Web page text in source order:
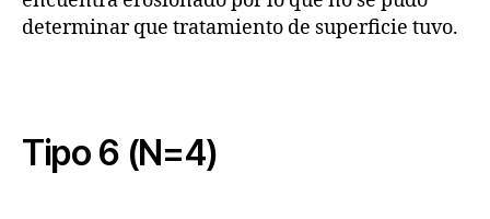
determinar que tratamiento de superficie tuvo.
Tipo 6 (N=4)